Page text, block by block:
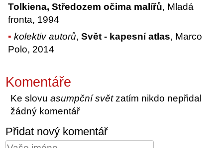
Tolkiena, Středozem očima malířů, Mladá
fronta, 1994
kolektiv autorů,Svět - kapesní atlas, Marco
Polo, 2014
Komentáře
Ke slovuasumpční světzatím nikdo nepřidal
žádný komentář
Přidat nový komentář